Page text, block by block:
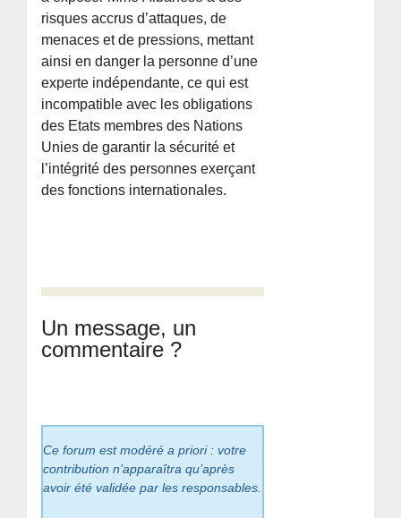
risques accrus d’attaques, de
menaces et de pressions, mettant
ainsi en danger la personne d’une
experte indépendante, ce qui est
incompatible avec les obligations
des Etats membres des Nations
Unies de garantir la sécurité et
l’intégrité des personnes exerçant
des fonctions internationales.
Un message, un
commentaire ?
Ce forum est modéré a priori : votre
contribution n’apparaîtra qu’après
avoir été validée par les responsables.